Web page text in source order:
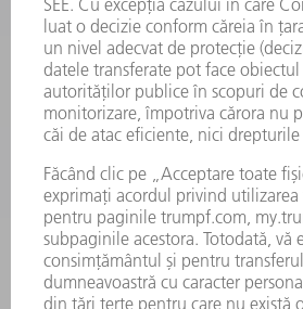
SOFTWARE
SERVICII
APLICAȚII
DOMENII DE ACTIVITATE
COMPANIE
CARIERĂ
PROFILUL COMPANIEI
COMITET EXECUTIV
RAPORT DE AFACERI
PRINCIPII DE BAZĂ ALE COMPANIEI
CONFORMITATE
SISTEMUL AVERTIZORILOR DE INTEGRITATE
SECURITATE